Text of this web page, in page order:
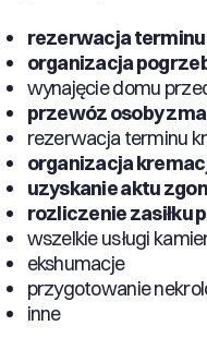
rezerwacja
organizacja
wynajęcie domu
przewóz osoby
rezerwacja terminu
organizacja
uzyskanie aktu
rozliczenie zasiłku
wszelkie usługi
ekshumacje
przygotowanie
inne